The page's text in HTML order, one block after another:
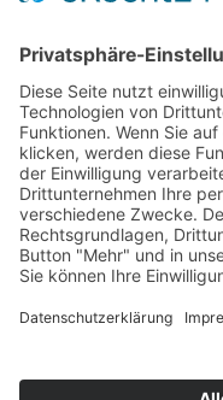
Partner